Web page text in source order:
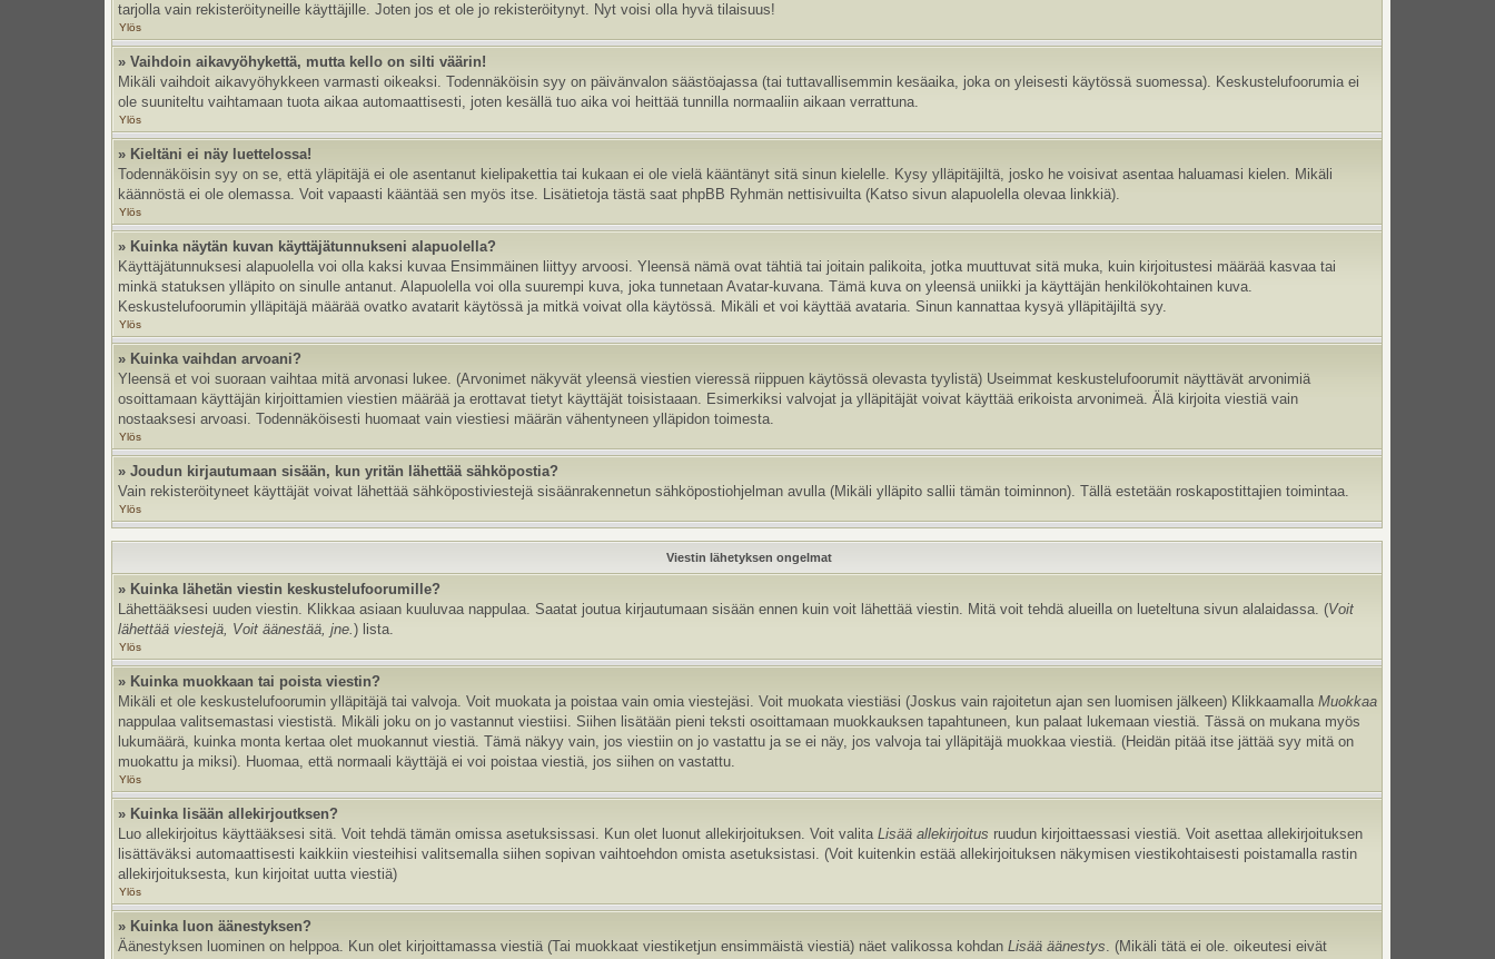
tarjolla vain rekisteröityneille käyttäjille. Joten jos et ole jo rekisteröitynyt. Nyt voisi olla hyvä tilaisuus!
Ylös
» Vaihdoin aikavyöhykettä, mutta kello on silti väärin!
Mikäli vaihdoit aikavyöhykkeen varmasti oikeaksi. Todennäköisin syy on päivänvalon säästöajassa (tai tuttavallisemmin kesäaika, joka on yleisesti käytössä suomessa). Keskustelufoorumia ei
ole suuniteltu vaihtamaan tuota aikaa automaattisesti, joten kesällä tuo aika voi heittää tunnilla normaaliin aikaan verrattuna.
Ylös
» Kieltäni ei näy luettelossa!
Todennäköisin syy on se, että yläpitäjä ei ole asentanut kielipakettia tai kukaan ei ole vielä kääntänyt sitä sinun kielelle. Kysy ylläpitäjiltä, josko he voisivat asentaa haluamasi kielen. Mikäli
käännöstä ei ole olemassa. Voit vapaasti kääntää sen myös itse. Lisätietoja tästä saat phpBB Ryhmän nettisivuilta (Katso sivun alapuolella olevaa linkkiä).
Ylös
» Kuinka näytän kuvan käyttäjätunnukseni alapuolella?
Käyttäjätunnuksesi alapuolella voi olla kaksi kuvaa Ensimmäinen liittyy arvoosi. Yleensä nämä ovat tähtiä tai joitain palikoita, jotka muuttuvat sitä muka, kuin kirjoitustesi määrää kasvaa tai
minkä statuksen ylläpito on sinulle antanut. Alapuolella voi olla suurempi kuva, joka tunnetaan Avatar-kuvana. Tämä kuva on yleensä uniikki ja käyttäjän henkilökohtainen kuva.
Keskustelufoorumin ylläpitäjä määrää ovatko avatarit käytössä ja mitkä voivat olla käytössä. Mikäli et voi käyttää avataria. Sinun kannattaa kysyä ylläpitäjiltä syy.
Ylös
» Kuinka vaihdan arvoani?
Yleensä et voi suoraan vaihtaa mitä arvonasi lukee. (Arvonimet näkyvät yleensä viestien vieressä riippuen käytössä olevasta tyylistä) Useimmat keskustelufoorumit näyttävät arvonimiä
osoittamaan käyttäjän kirjoittamien viestien määrää ja erottavat tietyt käyttäjät toisistaaan. Esimerkiksi valvojat ja ylläpitäjät voivat käyttää erikoista arvonimeä. Älä kirjoita viestiä vain
nostaaksesi arvoasi. Todennäköisesti huomaat vain viestiesi määrän vähentyneen ylläpidon toimesta.
Ylös
» Joudun kirjautumaan sisään, kun yritän lähettää sähköpostia?
Vain rekisteröityneet käyttäjät voivat lähettää sähköpostiviestejä sisäänrakennetun sähköpostiohjelman avulla (Mikäli ylläpito sallii tämän toiminnon). Tällä estetään roskapostittajien toimintaa.
Ylös
Viestin lähetyksen ongelmat
» Kuinka lähetän viestin keskustelufoorumille?
Lähettääksesi uuden viestin. Klikkaa asiaan kuuluvaa nappulaa. Saatat joutua kirjautumaan sisään ennen kuin voit lähettää viestin. Mitä voit tehdä alueilla on lueteltuna sivun alalaidassa. (Voit
lähettää viestejä, Voit äänestää, jne.) lista.
Ylös
» Kuinka muokkaan tai poista viestin?
Mikäli et ole keskustelufoorumin ylläpitäjä tai valvoja. Voit muokata ja poistaa vain omia viestejäsi. Voit muokata viestiäsi (Joskus vain rajoitetun ajan sen luomisen jälkeen) KlikkaamallaMuokkaa
nappulaa valitsemastasi viestistä. Mikäli joku on jo vastannut viestiisi. Siihen lisätään pieni teksti osoittamaan muokkauksen tapahtuneen, kun palaat lukemaan viestiä. Tässä on mukana myös
lukumäärä, kuinka monta kertaa olet muokannut viestiä. Tämä näkyy vain, jos viestiin on jo vastattu ja se ei näy, jos valvoja tai ylläpitäjä muokkaa viestiä. (Heidän pitää itse jättää syy mitä on
muokattu ja miksi). Huomaa, että normaali käyttäjä ei voi poistaa viestiä, jos siihen on vastattu.
Ylös
» Kuinka lisään allekirjoutksen?
Luo allekirjoitus käyttääksesi sitä. Voit tehdä tämän omissa asetuksissasi. Kun olet luonut allekirjoituksen. Voit valitaLisää allekirjoitus ruudun kirjoittaessasi viestiä. Voit asettaa allekirjoituksen
lisättäväksi automaattisesti kaikkiin viesteihisi valitsemalla siihen sopivan vaihtoehdon omista asetuksistasi. (Voit kuitenkin estää allekirjoituksen näkymisen viestikohtaisesti poistamalla rastin
allekirjoituksesta, kun kirjoitat uutta viestiä)
Ylös
» Kuinka luon äänestyksen?
Äänestyksen luominen on helppoa. Kun olet kirjoittamassa viestiä (Tai muokkaat viestiketjun ensimmäistä viestiä) näet valikossa kohdanLisää äänestys. (Mikäli tätä ei ole. oikeutesi eivät